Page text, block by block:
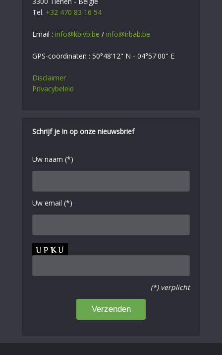
Tel. +32 470 83 16 54
Email : info@kbivb.be / info@irbab.be
GPS-coördinaten : 50°48'12" N - 04°57'00" E
Disclaimer
Privacybeleid
Schrijf je in op onze nieuwsbrief
Uw naam (*)
Uw email (*)
(*) verplicht